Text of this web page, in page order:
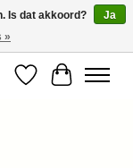
en België ✓
Verlanglijst
Is dat akkoord?
Ja
»